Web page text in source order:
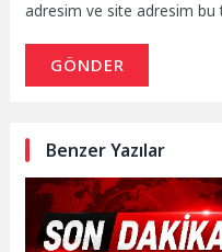
adresim ve site adresim bu
GÖNDER
Benzer Yazılar